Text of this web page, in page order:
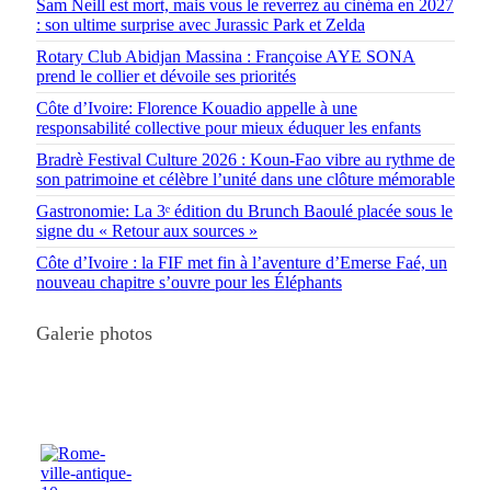
Sam Neill est mort, mais vous le reverrez au cinéma en 2027
: son ultime surprise avec Jurassic Park et Zelda
Rotary Club Abidjan Massina : Françoise AYE SONA
prend le collier et dévoile ses priorités
Côte d’Ivoire: Florence Kouadio appelle à une
responsabilité collective pour mieux éduquer les enfants
Bradrè Festival Culture 2026 : Koun-Fao vibre au rythme de
son patrimoine et célèbre l’unité dans une clôture mémorable
Gastronomie: La 3ᵉ édition du Brunch Baoulé placée sous le
signe du « Retour aux sources »
Côte d’Ivoire : la FIF met fin à l’aventure d’Emerse Faé, un
nouveau chapitre s’ouvre pour les Éléphants
Galerie photos